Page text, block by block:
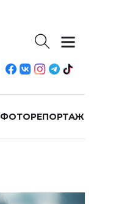
ФОТОРЕПОРТАЖ